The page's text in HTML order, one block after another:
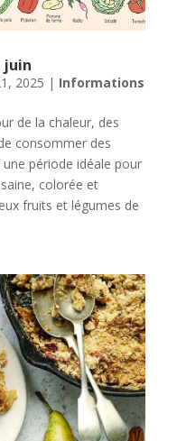
juin
2025 | Informations
de la chaleur, des
consommer des
une période idéale pour
colorée et
fruits et légumes de